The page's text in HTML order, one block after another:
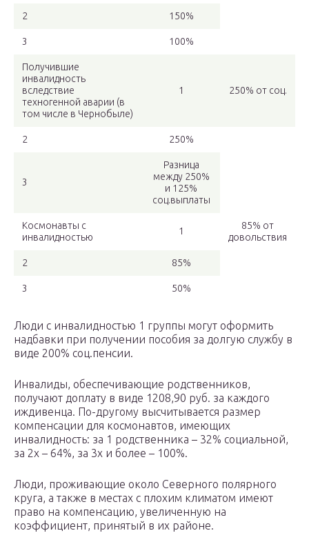
2 150%
3 100%
Получившие
инвалидность
вследствие
техногенной аварии (в
том числе в Чернобыле)
1 250% от соц.
2 250%
3
Разница
между 250%
и 125%
соц.выплаты
Космонавты с
инвалидностью
1
85% от
довольствия
2 85%
3 50%
Люди с инвалидностью 1 группы могут оформить
надбавки при получении пособия за долгую службу в
виде 200% соц.пенсии.
Инвалиды, обеспечивающие родственников,
получают доплату в виде 1208,90 руб. за каждого
иждивенца. По-другому высчитывается размер
компенсации для космонавтов, имеющих
инвалидность: за 1 родственника – 32% социальной,
за 2х – 64%, за 3х и более – 100%.
Люди, проживающие около Северного полярного
круга, а также в местах с плохим климатом имеют
право на компенсацию, увеличенную на
коэффициент, принятый в их районе.